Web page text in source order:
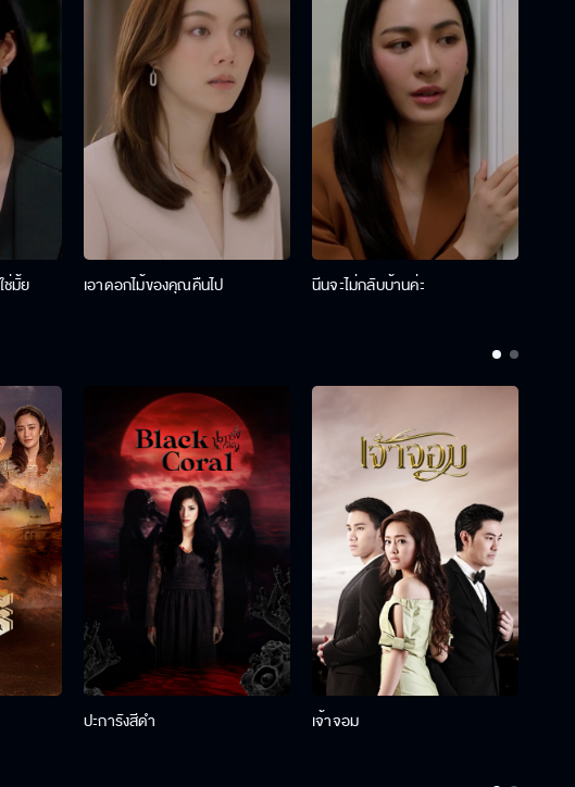
ช่มั้ย เอาดอกไม้ของคุณคืนไป นีนจะไม่กลับบ้านค่ะ
ปะการังสีดำ เจ้าจอม